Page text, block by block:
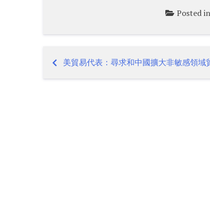
Posted
Post
美貿易代表：尋求和中國擴大非敏感領域